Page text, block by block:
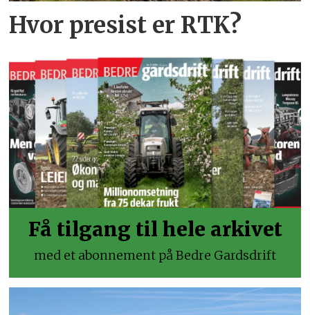
Hvor presist er RTK?
Få tilgang til hele arkivet
med et abonnement på Bedre Gardsdrift